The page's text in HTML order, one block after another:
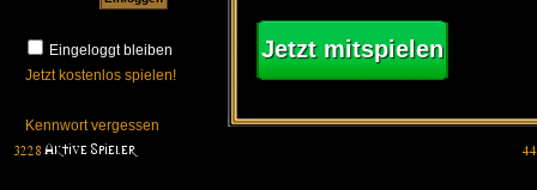
Eingeloggt bleiben
Jetzt kostenlos spielen!
Kennwort vergessen
Jetzt mitspielen